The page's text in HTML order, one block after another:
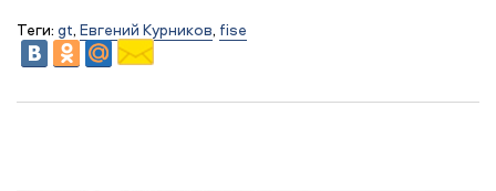
Теги: gt, Евгений Курников, fise